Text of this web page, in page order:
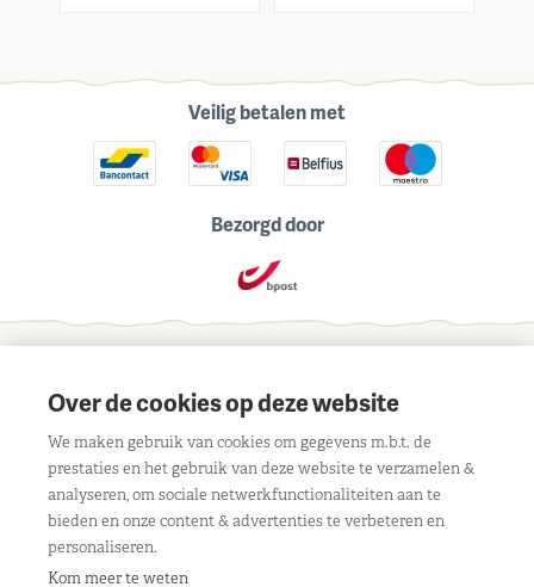
Veilig betalen met
Bezorgd door
Contact
Liersebaan 303, 2240 Viersel
Openingsuren
Over de cookies op deze website
We maken gebruik van cookies om gegevens m.b.t. de
prestaties en het gebruik van deze website te verzamelen &
analyseren, om sociale netwerkfunctionaliteiten aan te
bieden en onze content & advertenties te verbeteren en
personaliseren.
Kom meer te weten